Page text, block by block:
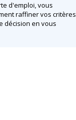
d'emploi, vous
raffiner vos critères
décision en vous